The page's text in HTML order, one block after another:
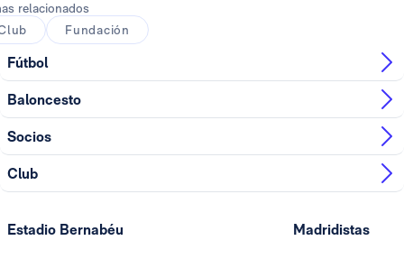
relacionados
Fundación
Fútbol
Baloncesto
Socios
Club
Estadio Bernabéu Madridistas